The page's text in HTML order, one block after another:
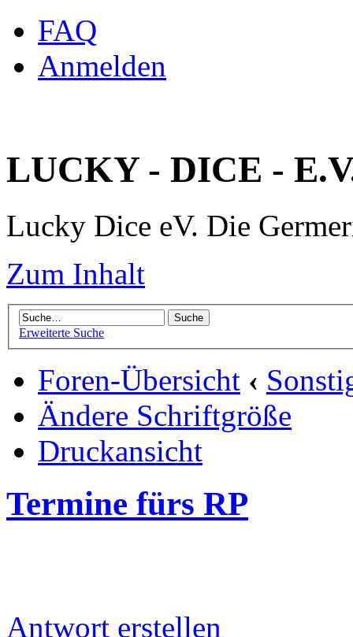
FAQ
Anmelden
LUCKY - DICE -
Lucky Dice eV. Die
Zum Inhalt
Erweiterte Suche
Foren-Übersicht ‹
Ändere Schriftgröße
Druckansicht
Termine fürs RP
Antwort erstellen